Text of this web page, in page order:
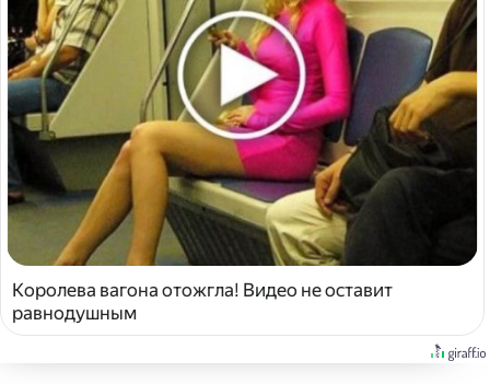
Королева вагона отожгла! Видео не оставит
равнодушным